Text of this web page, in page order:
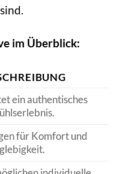
im Überblick:
ein authentisches
für Komfort und